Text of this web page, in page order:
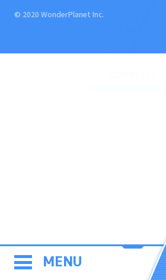
MENU
© 2020 WonderPlanet Inc.